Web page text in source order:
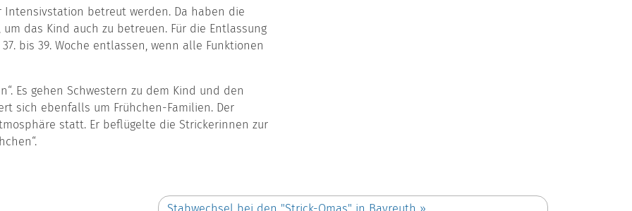
Intensivstation betreut werden. Da haben die
das Kind auch zu betreuen. Für die Entlassung
bis 39. Woche entlassen, wenn alle Funktionen
Es gehen Schwestern zu dem Kind und den
sich ebenfalls um Frühchen-Familien. Der
statt. Er beflügelte die Strickerinnen zur